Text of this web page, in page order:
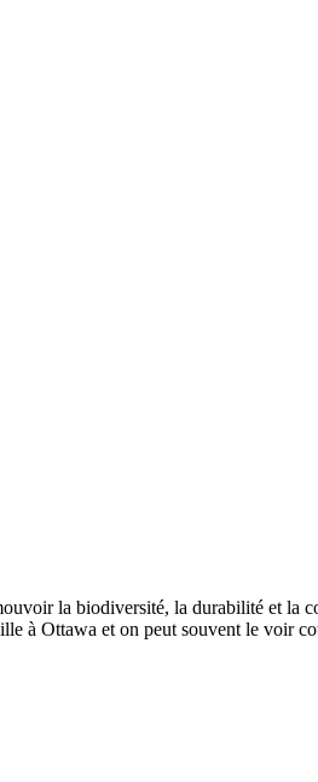
la biodiversité, la durabilité et la
à Ottawa et on peut souvent le voir